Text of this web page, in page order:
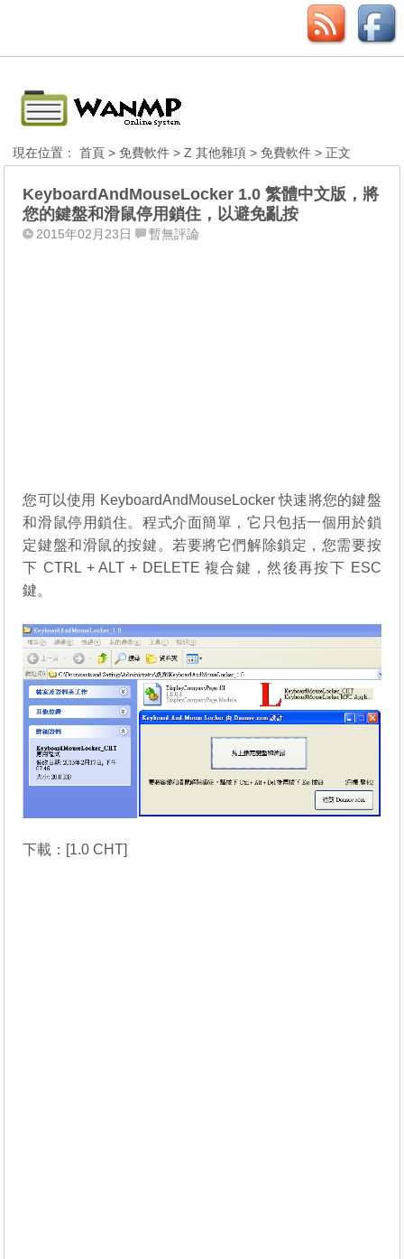
現在位置：首頁 >免費軟件 >Z 其他雜項 >免費軟件 > 正文
KeyboardAndMouseLocker 1.0 繁體中文版，將
您的鍵盤和滑鼠停用鎖住，以避免亂按
2015年02月23日 暫無評論
您可以使用 KeyboardAndMouseLocker 快速將您的鍵盤
和滑鼠停用鎖住。程式介面簡單，它只包括一個用於鎖
定鍵盤和滑鼠的按鍵。若要將它們解除鎖定，您需要按
下 CTRL + ALT + DELETE 複合鍵，然後再按下 ESC
鍵。
下載：[1.0 CHT]